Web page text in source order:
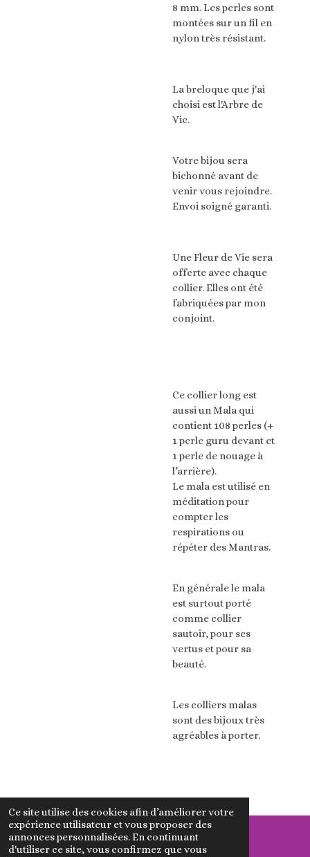
Ce site utilise des cookies afin d’améliorer votre
expérience utilisateur et vous proposer des
annonces personnalisées. En continuant
d'utiliser ce site, vous confirmez que vous
8 mm. Les perles sont
montées sur un fil en
nylon très résistant.
La breloque que j'ai
choisi est l'Arbre de
Vie.
Votre bijou sera
bichonné avant de
venir vous rejoindre.
Envoi soigné garanti.
Une Fleur de Vie sera
offerte avec chaque
collier. Elles ont été
fabriquées par mon
conjoint.
Ce collier long est
aussi un Mala qui
contient 108 perles (+
1 perle guru devant et
1 perle de nouage à
l’arrière).
Le mala est utilisé en
méditation pour
compter les
respirations ou
répéter des Mantras.
En générale le mala
est surtout porté
comme collier
sautoir, pour ses
vertus et pour sa
beauté.
Les colliers malas
sont des bijoux très
agréables à porter.